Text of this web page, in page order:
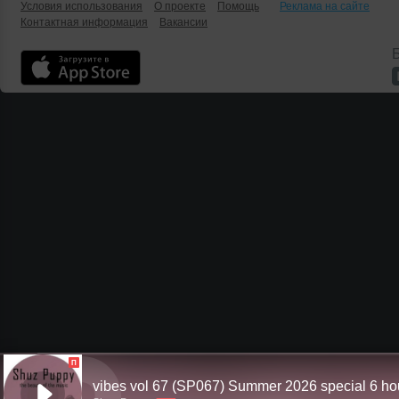
Условия использования
О проекте Помощь
Реклама на сайте
Контактная информация
Вакансии
П